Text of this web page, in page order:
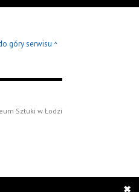
góry serwisu ^
Sztuki w Łodzi